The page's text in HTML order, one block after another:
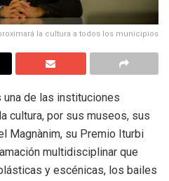
la cultura a todos los municipios
una de las instituciones
cultura, por sus museos, sus
Magnànim, su Premio Iturbi
multidisciplinar que
y escénicas, los bailes